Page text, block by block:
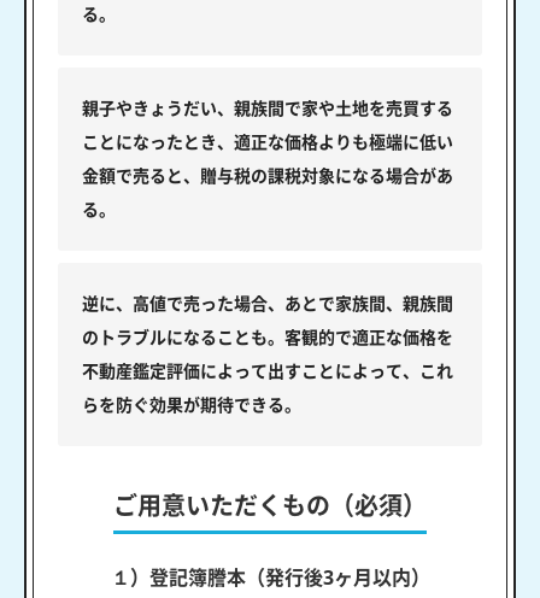
る。
親子やきょうだい、親族間で家や土地を売買する
ことになったとき、適正な価格よりも極端に低い
金額で売ると、贈与税の課税対象になる場合があ
る。
逆に、高値で売った場合、あとで家族間、親族間
のトラブルになることも。客観的で適正な価格を
不動産鑑定評価によって出すことによって、これ
らを防ぐ効果が期待できる。
ご用意いただくもの（必須）
１）登記簿謄本（発行後3ヶ月以内）